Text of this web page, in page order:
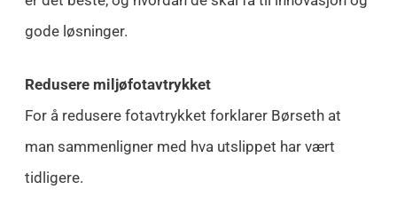
gode løsninger.
Redusere miljøfotavtrykket
For å redusere fotavtrykket forklarer Børseth at
man sammenligner med hva utslippet har vært
tidligere.